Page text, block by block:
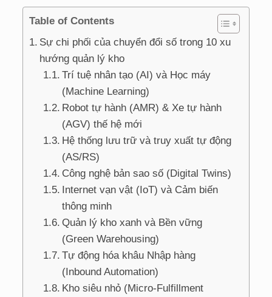
Table of Contents
Sự chi phối của chuyển đổi số trong 10 xu
hướng quản lý kho
Trí tuệ nhân tạo (AI) và Học máy
(Machine Learning)
Robot tự hành (AMR) & Xe tự hành
(AGV) thế hệ mới
Hệ thống lưu trữ và truy xuất tự động
(AS/RS)
Công nghệ bản sao số (Digital Twins)
Internet vạn vật (IoT) và Cảm biến
thông minh
Quản lý kho xanh và Bền vững
(Green Warehousing)
Tự động hóa khâu Nhập hàng
(Inbound Automation)
Kho siêu nhỏ (Micro-Fulfillment